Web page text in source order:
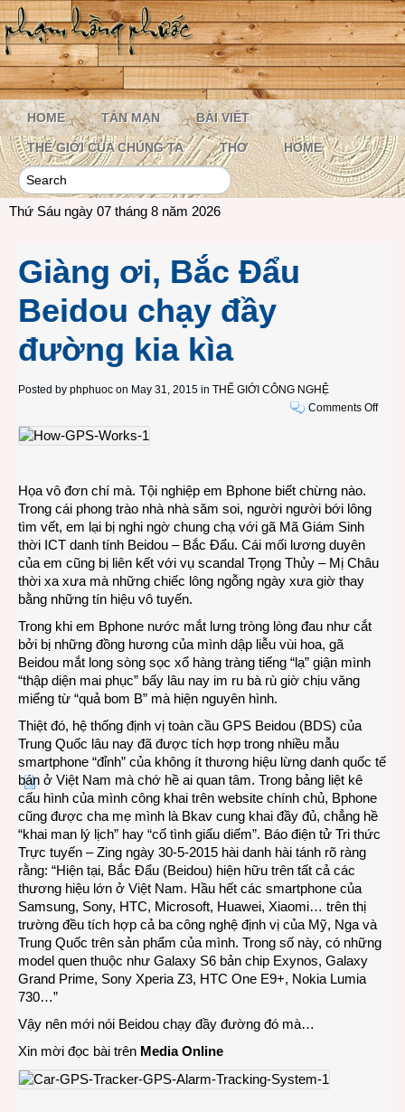
HOME TẢN MẠN BÀI VIẾT
THẾ GIỚI CỦA CHÚNG TA THƠ HOME
Thứ Sáu ngày 07 tháng 8 năm 2026
Giàng ơi, Bắc Đẩu
Beidou chạy đầy
đường kia kìa
Posted by phphuoc on May 31, 2015 in THẾ GIỚI CÔNG NGHỆ
Comments Offon
kia
Họa vô đơn chí mà. Tội nghiệp em Bphone biết chừng nào.
Trong cái phong trào nhà nhà săm soi, người người bới lông
tìm vết, em lại bị nghi ngờ chung chạ với gã Mã Giám Sinh
thời ICT danh tính Beidou – Bắc Đẩu. Cái mối lương duyên
của em cũng bị liên kết với vụ scandal Trọng Thủy – Mị Châu
thời xa xưa mà những chiếc lông ngỗng ngày xưa giờ thay
bằng những tín hiệu vô tuyến.
Trong khi em Bphone nước mắt lưng tròng lòng đau như cắt
bởi bị những đồng hương của mình dập liễu vùi hoa, gã
Beidou mắt long sòng sọc xổ hàng tràng tiếng “lạ” giận mình
“thập diện mai phục” bấy lâu nay im ru bà rù giờ chịu văng
miểng từ “quả bom B” mà hiện nguyên hình.
Thiệt đó, hệ thống định vị toàn cầu GPS Beidou (BDS) của
Trung Quốc lâu nay đã được tích hợp trong nhiều mẫu
smartphone “đỉnh” của không ít thương hiệu lừng danh quốc tế
bán ở Việt Nam mà chớ hề ai quan tâm. Trong bảng liệt kê
cấu hình của mình công khai trên website chính chủ, Bphone
cũng được cha mẹ mình là Bkav cung khai đầy đủ, chẳng hề
“khai man lý lịch” hay “cố tình giấu diếm”. Báo điện tử Tri thức
Trực tuyến – Zing ngày 30-5-2015 hài danh hài tánh rõ ràng
rằng: “Hiện tại, Bắc Đẩu (Beidou) hiện hữu trên tất cả các
thương hiệu lớn ở Việt Nam. Hầu hết các smartphone của
Samsung, Sony, HTC, Microsoft, Huawei, Xiaomi… trên thị
trường đều tích hợp cả ba công nghệ định vị của Mỹ, Nga và
Trung Quốc trên sản phẩm của mình. Trong số này, có những
model quen thuộc như Galaxy S6 bản chip Exynos, Galaxy
Grand Prime, Sony Xperia Z3, HTC One E9+, Nokia Lumia
730…”
Vậy nên mới nói Beidou chạy đầy đường đó mà…
Xin mời đọc bài trên Media Online